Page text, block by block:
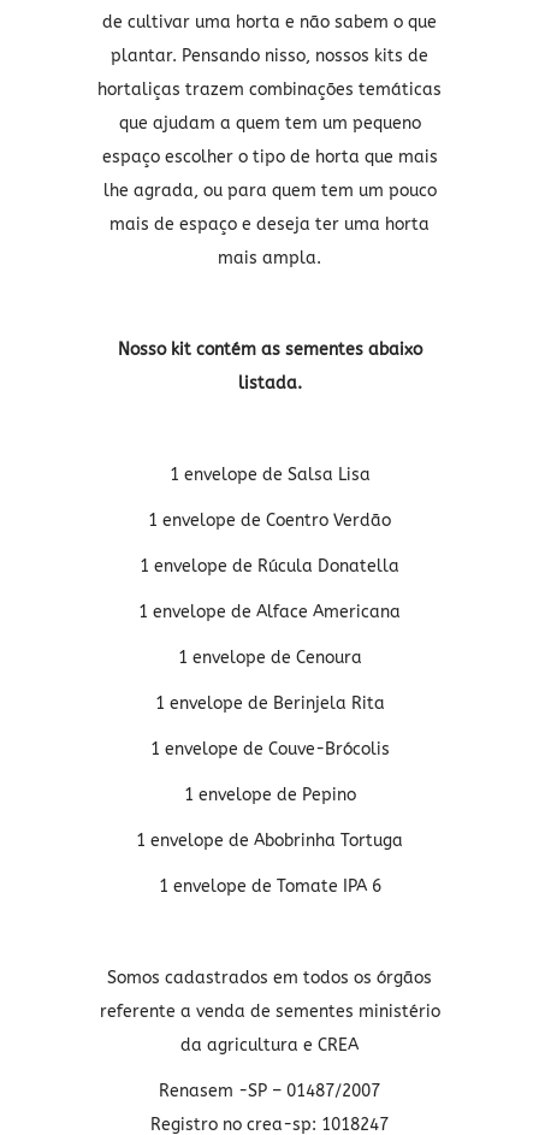
de cultivar uma horta e não sabem o que
plantar. Pensando nisso, nossos kits de
hortaliças trazem combinações temáticas
que ajudam a quem tem um pequeno
espaço escolher o tipo de horta que mais
lhe agrada, ou para quem tem um pouco
mais de espaço e deseja ter uma horta
mais ampla.
Nosso kit contém as sementes abaixo
listada.
1 envelope de Salsa Lisa
1 envelope de Coentro Verdão
1 envelope de Rúcula Donatella
1 envelope de Alface Americana
1 envelope de Cenoura
1 envelope de Berinjela Rita
1 envelope de Couve-Brócolis
1 envelope de Pepino
1 envelope de Abobrinha Tortuga
1 envelope de Tomate IPA 6
Somos cadastrados em todos os órgãos
referente a venda de sementes ministério
da agricultura e CREA
Renasem -SP – 01487/2007
Registro no crea-sp: 1018247